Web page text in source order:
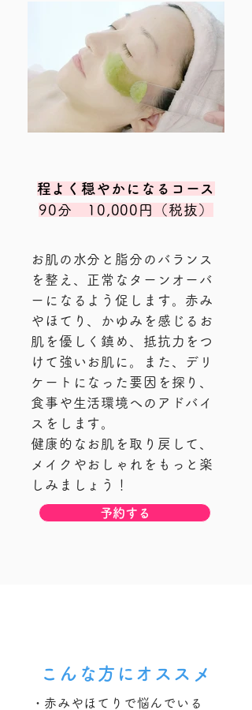
程よく穏やかになるコース
​90分 10,000円（税抜）
お肌の水分と脂分のバランス
を整え、正常なターンオーバ
ーになるよう促します。赤み
やほてり、かゆみを感じるお
肌を優しく鎮め、抵抗力をつ
けて強いお肌に。また、デリ
ケートになった要因を探り、
食事や生活環境へのアドバイ
スをします。
健康的なお肌を取り戻して、
メイクやおしゃれをもっと楽
しみましょう！
予約する
こんな方にオススメ
​・赤みやほてりで悩んでいる